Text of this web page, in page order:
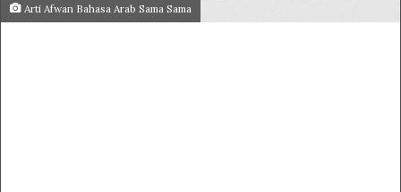
Arti Afwan Bahasa Arab Sama Sama